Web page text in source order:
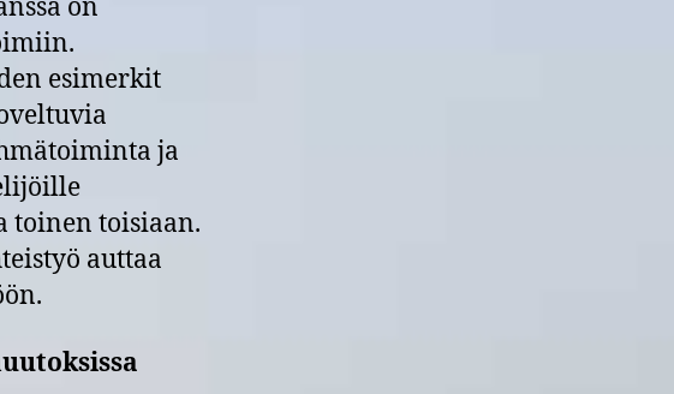
on
esimerkit
ja
toinen toisiaan.
auttaa